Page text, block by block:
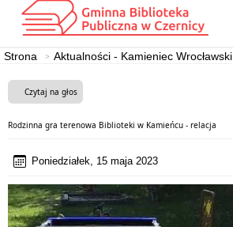
Strona Aktualności - Kamieniec Wrocławski
Czytaj na głos
Rodzinna gra terenowa Biblioteki w Kamieńcu - relacja
Poniedziałek, 15 maja 2023